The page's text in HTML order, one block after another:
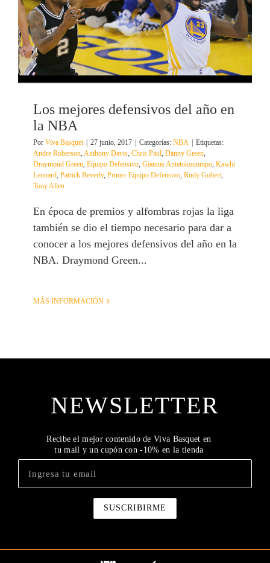
Los mejores defensivos del año en
la NBA
Por Viva Basquet 27 junio, 2017 Categorías: NBA
Etiquetas:
Andre Roberson, Anthony Davis, Chris Paul, Danny Green,
Draymond Green, Equipo Defensivo, Giannis Antetokounmpo, Kawhi
Leonard, Patrick Beverly, Primer Equipo Defensivo, Rudy Gobert,
Tony Allen
En época de premios y alfombras rojas la liga
también se dio el tiempo necesario para dar a
conocer a los mejores defensivos del año en la
NBA. Draymond Green...
MÁS INFORMACIÓN
NEWSLETTER
Recibe el mejor contenido de Viva Basquet en
tu mail y un cupón con -10% en la tienda